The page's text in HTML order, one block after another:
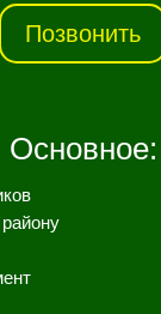
Позвонить
Основное: